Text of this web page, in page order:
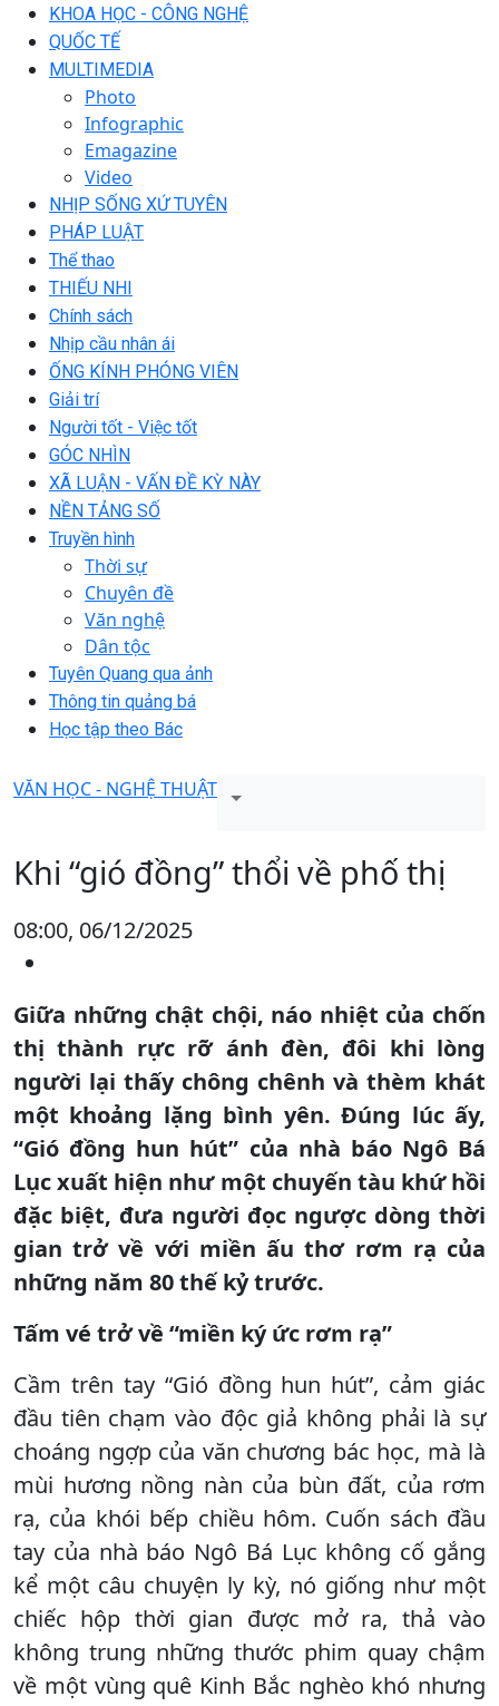
KHOA HỌC - CÔNG NGHỆ
QUỐC TẾ
MULTIMEDIA
Photo
Infographic
Emagazine
Video
NHỊP SỐNG XỨ TUYÊN
PHÁP LUẬT
Thể thao
THIẾU NHI
Chính sách
Nhịp cầu nhân ái
ỐNG KÍNH PHÓNG VIÊN
Giải trí
Người tốt - Việc tốt
GÓC NHÌN
XÃ LUẬN - VẤN ĐỀ KỲ NÀY
NỀN TẢNG SỐ
Truyền hình
Thời sự
Chuyên đề
Văn nghệ
Dân tộc
Tuyên Quang qua ảnh
Thông tin quảng bá
Học tập theo Bác
VĂN HỌC - NGHỆ THUẬT
Khi “gió đồng” thổi về phố thị
08:00, 06/12/2025
Giữa những chật chội, náo nhiệt của chốn
thị thành rực rỡ ánh đèn, đôi khi lòng
người lại thấy chông chênh và thèm khát
một khoảng lặng bình yên. Đúng lúc ấy,
“Gió đồng hun hút” của nhà báo Ngô Bá
Lục xuất hiện như một chuyến tàu khứ hồi
đặc biệt, đưa người đọc ngược dòng thời
gian trở về với miền ấu thơ rơm rạ của
những năm 80 thế kỷ trước.
Tấm vé trở về “miền ký ức rơm rạ”
Cầm trên tay “Gió đồng hun hút”, cảm giác
đầu tiên chạm vào độc giả không phải là sự
choáng ngợp của văn chương bác học, mà là
mùi hương nồng nàn của bùn đất, của rơm
rạ, của khói bếp chiều hôm. Cuốn sách đầu
tay của nhà báo Ngô Bá Lục không cố gắng
kể một câu chuyện ly kỳ, nó giống như một
chiếc hộp thời gian được mở ra, thả vào
không trung những thước phim quay chậm
về một vùng quê Kinh Bắc nghèo khó nhưng